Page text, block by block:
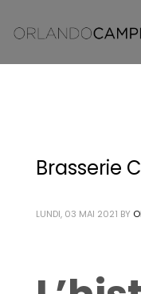
Brasserie
LUNDI, 03 MAI 2021 BY